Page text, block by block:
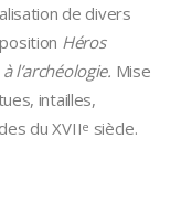
de divers
Héros
l’archéologie. Mise
intailles,
du XVIIe siècle.